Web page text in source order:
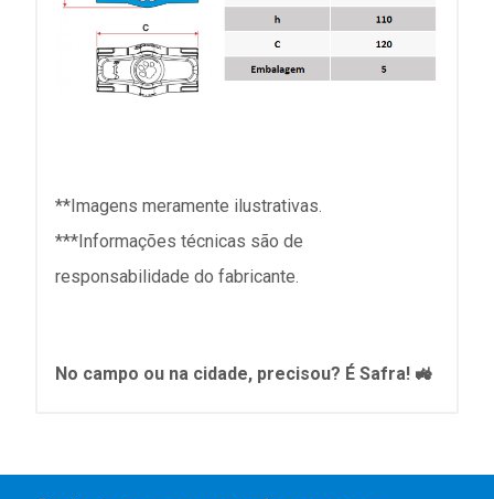
**Imagens meramente ilustrativas.
***Informações técnicas são de
responsabilidade do fabricante.
No campo ou na cidade, precisou? É Safra! 🚜